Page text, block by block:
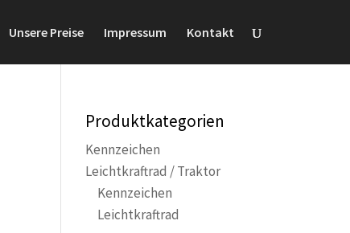
Unsere Preise Impressum Kontakt
Produktkategorien
Kennzeichen
Leichtkraftrad / Traktor
Kennzeichen
Leichtkraftrad